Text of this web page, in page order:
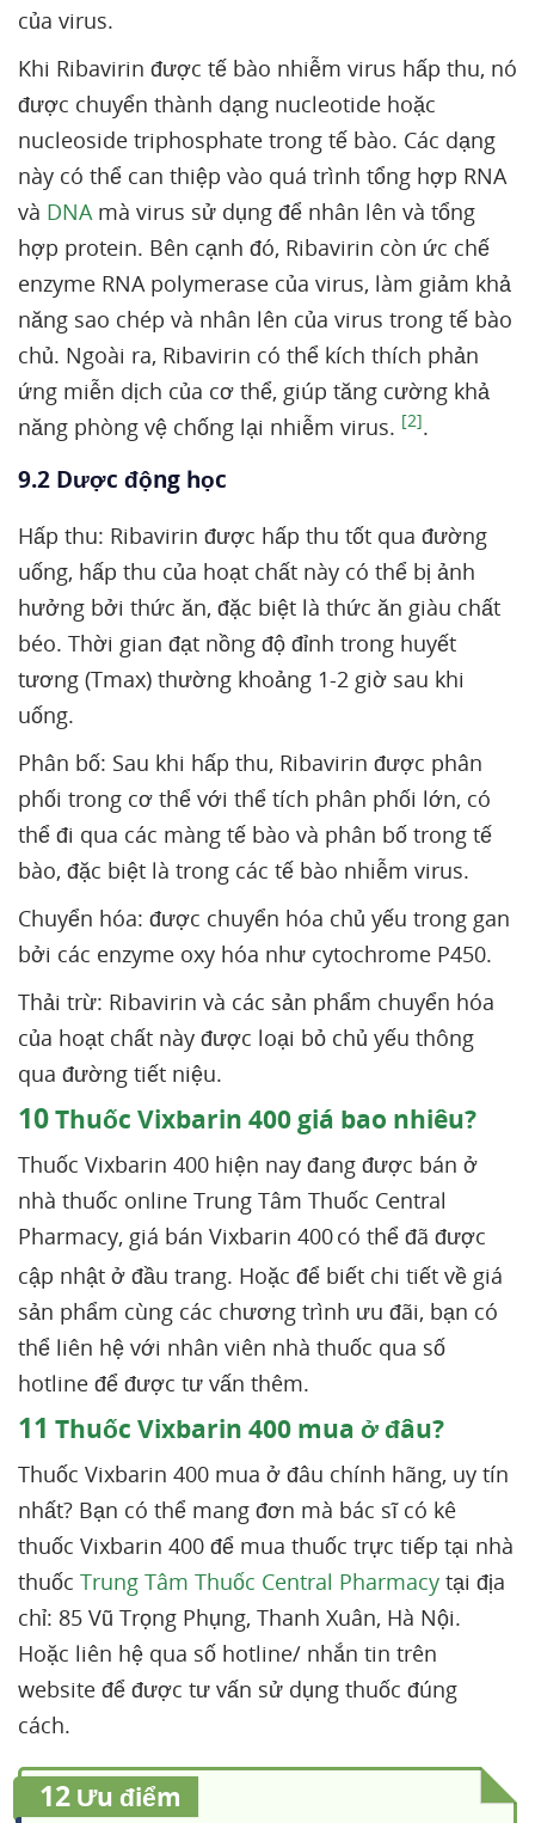
của virus.
Khi Ribavirin được tế bào nhiễm virus hấp thu, nó
được chuyển thành dạng nucleotide hoặc
nucleoside triphosphate trong tế bào. Các dạng
này có thể can thiệp vào quá trình tổng hợp RNA
và DNA mà virus sử dụng để nhân lên và tổng
hợp protein. Bên cạnh đó, Ribavirin còn ức chế
enzyme RNA polymerase của virus, làm giảm khả
năng sao chép và nhân lên của virus trong tế bào
chủ. Ngoài ra, Ribavirin có thể kích thích phản
ứng miễn dịch của cơ thể, giúp tăng cường khả
năng phòng vệ chống lại nhiễm virus. [2].
9.2 Dược động học
Hấp thu: Ribavirin được hấp thu tốt qua đường
uống, hấp thu của hoạt chất này có thể bị ảnh
hưởng bởi thức ăn, đặc biệt là thức ăn giàu chất
béo. Thời gian đạt nồng độ đỉnh trong huyết
tương (Tmax) thường khoảng 1-2 giờ sau khi
uống.
Phân bố: Sau khi hấp thu, Ribavirin được phân
phối trong cơ thể với thể tích phân phối lớn, có
thể đi qua các màng tế bào và phân bố trong tế
bào, đặc biệt là trong các tế bào nhiễm virus.
Chuyển hóa: được chuyển hóa chủ yếu trong gan
bởi các enzyme oxy hóa như cytochrome P450.
Thải trừ: Ribavirin và các sản phẩm chuyển hóa
của hoạt chất này được loại bỏ chủ yếu thông
qua đường tiết niệu.
10Thuốc Vixbarin 400 giá bao nhiêu?
Thuốc Vixbarin 400 hiện nay đang được bán ở
nhà thuốc online Trung Tâm Thuốc Central
Pharmacy, giá bán Vixbarin 400có thể đã được
cập nhật ở đầu trang. Hoặc để biết chi tiết về giá
sản phẩm cùng các chương trình ưu đãi, bạn có
thể liên hệ với nhân viên nhà thuốc qua số
hotline để được tư vấn thêm.
11 Thuốc Vixbarin 400 mua ở đâu?
Thuốc Vixbarin 400 mua ở đâu chính hãng, uy tín
nhất? Bạn có thể mang đơn mà bác sĩ có kê
thuốc Vixbarin 400 để mua thuốc trực tiếp tại nhà
thuốc Trung Tâm Thuốc Central Pharmacy tại địa
chỉ: 85 Vũ Trọng Phụng, Thanh Xuân, Hà Nội.
Hoặc liên hệ qua số hotline/ nhắn tin trên
website để được tư vấn sử dụng thuốc đúng
cách.
12 Ưu điểm